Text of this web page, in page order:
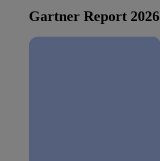
Gartner Report 2026